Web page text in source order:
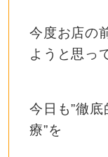
今度お店の
ようと思っ
今日も”徹
療”を